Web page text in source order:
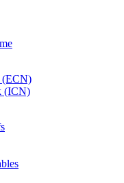
(ECN)
(ICN)